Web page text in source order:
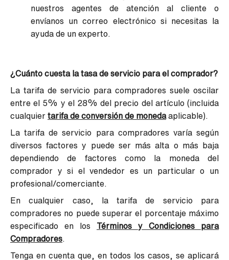
nuestros agentes de atención al cliente o
envíanos un correo electrónico si necesitas la
ayuda de un experto.
¿Cuánto cuesta la tasa de servicio para el comprador?
La tarifa de servicio para compradores suele oscilar
entre el 5% y el 28% del precio del artículo (incluida
cualquier tarifa de conversión de moneda aplicable).
La tarifa de servicio para compradores varía según
diversos factores y puede ser más alta o más baja
dependiendo de factores como la moneda del
comprador y si el vendedor es un particular o un
profesional/comerciante.
En cualquier caso, la tarifa de servicio para
compradores no puede superar el porcentaje máximo
especificado en los Términos y Condiciones para
Compradores
Tenga en cuenta que, en todos los casos, se aplicará